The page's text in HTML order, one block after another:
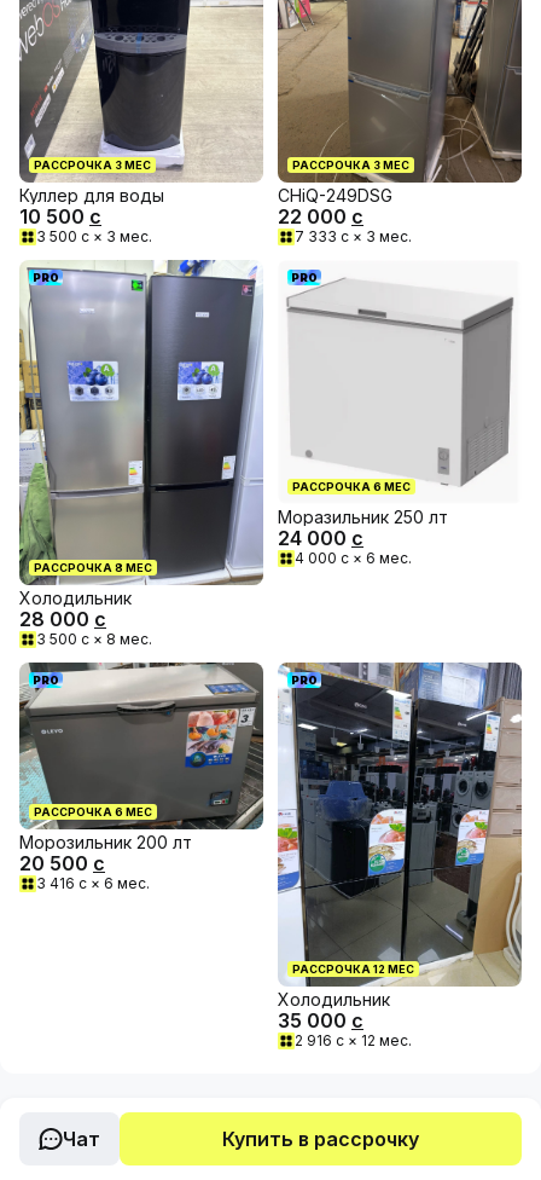
РАССРОЧКА 3МЕС
Куллер для воды
10 500 с
3 500 с × 3 мес.
РАССРОЧКА 3МЕС
CHiQ-249DSG
22 000 с
7 333 с × 3 мес.
PRO
РАССРОЧКА 8 МЕС
Холодильник
28 000 с
3 500 с × 8 мес.
PRO
РАССРОЧКА 6 МЕС
Моразильник 250 лт
24 000 с
4 000 с × 6 мес.
PRO
РАССРОЧКА 6 МЕС
Морозильник 200 лт
20 500 с
3 416 с × 6 мес.
PRO
РАССРОЧКА 12 МЕС
Холодильник
35 000 с
2 916 с × 12 мес.
Чат Купить в рассрочку